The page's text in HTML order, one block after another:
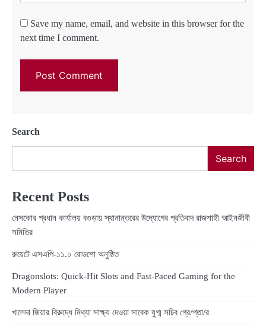
Save my name, email, and website in this browser for the
next time I comment.
Search
Search
Recent Posts
নেসকোর প্রধান কার্যালয় বগুড়ায় স্থানান্তরের উদ্যোগের প্রতিবাদ রাজশাহী আইনজীবী
সমিতির
রুয়েটে এসএপি-১১.০ রোডশো অনুষ্ঠিত
Dragonslots: Quick‑Hit Slots and Fast‑Paced Gaming for the
Modern Player
খালেদা জিয়ার বিরুদ্ধে মিথ্যা সাক্ষ্য দেওয়া সাবেক যুগ্ম সচিব গ্রে/প্তা/র